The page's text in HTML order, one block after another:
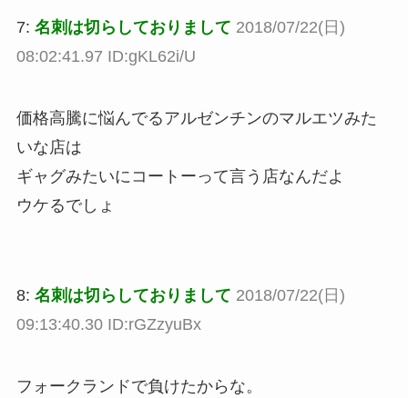
7: 名刺は切らしておりまして 2018/07/22(日)
08:02:41.97 ID:gKL62i/U
価格高騰に悩んでるアルゼンチンのマルエツみた
いな店は
ギャグみたいにコートーって言う店なんだよ
ウケるでしょ
8: 名刺は切らしておりまして 2018/07/22(日)
09:13:40.30 ID:rGZzyuBx
フォークランドで負けたからな。